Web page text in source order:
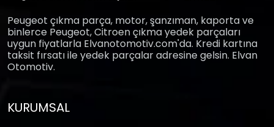
Peugeot çıkma parça, motor, şanzıman, kaporta ve
binlerce Peugeot, Citroen çıkma yedek parçaları
uygun fiyatlarla Elvanotomotiv.com'da. Kredi kartına
taksit fırsatı ile yedek parçalar adresine gelsin. Elvan
Otomotiv.
KURUMSAL